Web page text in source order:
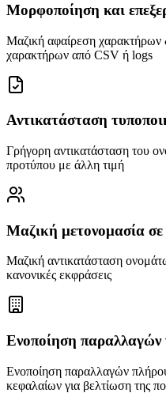
Μορφοποίηση και
Μαζική αφαίρεση χαρακτήρων
χαρακτήρων από CSV ή logs
Αντικατάσταση
Γρήγορη αντικατάσταση του
προτύπου με άλλη τιμή
Μαζική μετονομασία
Μαζική αντικατάσταση
κανονικές εκφράσεις
Ενοποίηση παραλλαγών
Ενοποίηση παραλλαγών
κεφαλαίων για βελτίωση της